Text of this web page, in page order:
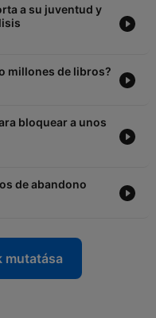
a su juventud y
millones de libros?
bloquear a unos
de abandono
mutatása